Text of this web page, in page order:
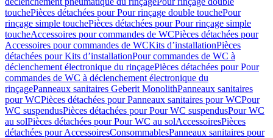
touchePièces détachées pour Pour rinçage double touchePour
rinçage simple touchePièces détachées pour Pour rinçage simple
toucheAccessoires pour commandes de WCPièces détachées pour
Accessoires pour commandes de WCKits d’installationPièces
détachées pour Kits d’installationPour commandes de WC à
déclenchement électronique du rinçagePièces détachées pour Pour
commandes de WC à déclenchement électronique du
rinçagePanneaux sanitaires Geberit MonolithPanneaux sanitaires
pour WCPièces détachées pour Panneaux sanitaires pour WCPour
WC suspendusPièces détachées pour Pour WC suspendusPour WC
au solPièces détachées pour Pour WC au solAccessoiresPièces
détachées pour AccessoiresConsommablesPanneaux sanitaires pour